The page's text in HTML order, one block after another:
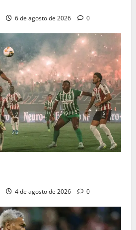
6 de agosto de 2026 0
4 de agosto de 2026 0